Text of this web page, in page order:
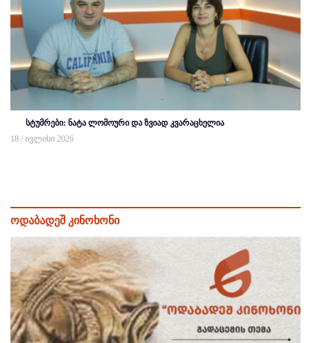
სტუმრები: ნატა ლომოური და ზვიად კვარაცხელია
18 / ივლისი 2026
ოდაბადეშ კინოხონი